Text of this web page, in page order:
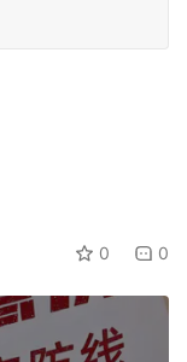
0 0